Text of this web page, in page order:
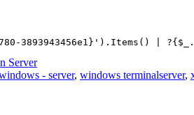
3893943456e1}').Items()
Server
- server, windows terminalserver,